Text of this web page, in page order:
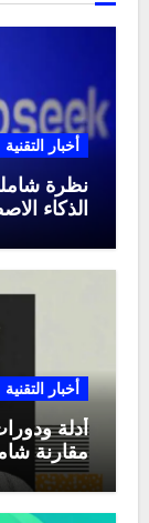
أخبار التقنية
نظرة
الذكاء
أخبار التقنية
أدلة
مقارنة